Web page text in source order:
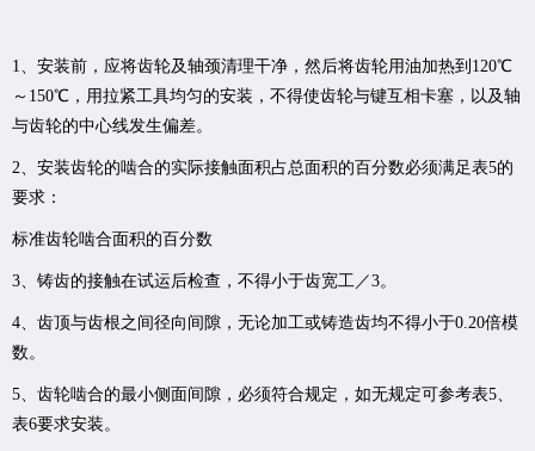
1、安装前，应将齿轮及轴颈清理干净，然后将齿轮用油加热到120℃
～150℃，用拉紧工具均匀的安装，不得使齿轮与键互相卡塞，以及轴
与齿轮的中心线发生偏差。
2、安装齿轮的啮合的实际接触面积占总面积的百分数必须满足表5的
要求：
标准齿轮啮合面积的百分数
3、铸齿的接触在试运后检查，不得小于齿宽工／3。
4、齿顶与齿根之间径向间隙，无论加工或铸造齿均不得小于0.20倍模
数。
5、齿轮啮合的最小侧面间隙，必须符合规定，如无规定可参考表5、
表6要求安装。